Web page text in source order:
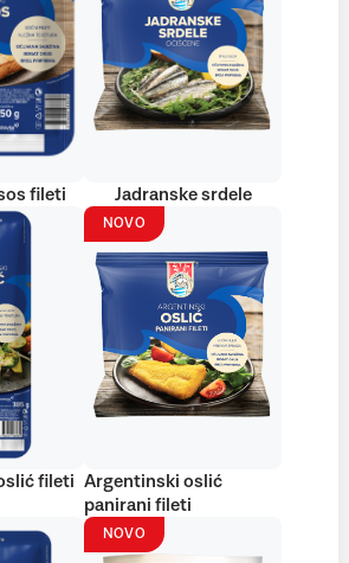
fileti Jadranske srdele
fileti
NOVO
Argentinski oslić
panirani fileti
NOVO